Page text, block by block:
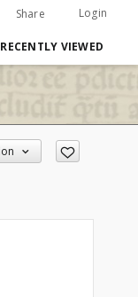
Share Login
RECENTLY VIEWED